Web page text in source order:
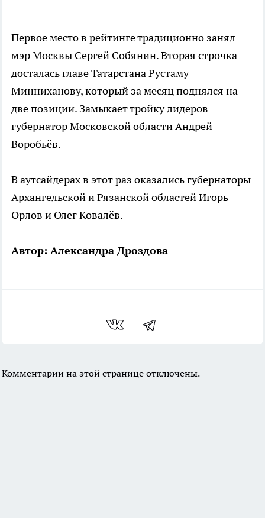
Первое место в рейтинге традиционно занял
мэр Москвы Сергей Собянин. Вторая строчка
досталась главе Татарстана Рустаму
Минниханову, который за месяц поднялся на
две позиции. Замыкает тройку лидеров
губернатор Московской области Андрей
Воробьёв.
В аутсайдерах в этот раз оказались губернаторы
Архангельской и Рязанской областей Игорь
Орлов и Олег Ковалёв.
Автор: Александра Дроздова
Комментарии на этой странице отключены.